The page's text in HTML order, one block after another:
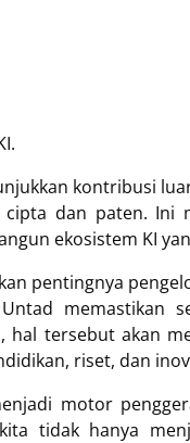
kontribusi
cipta dan paten.
ekosistem KI
pentingnya
memastikan
hal tersebut akan
riset, dan
motor
tidak hanya